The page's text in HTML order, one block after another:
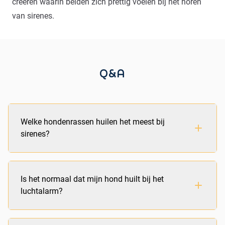
van sirenes.
Q&A
Welke hondenrassen huilen het meest bij
sirenes?
Hondenrassen die genetisch dichter bij de wolf
staan, zoals malamutes, huskies en beagles, huilen
extra gevoelig voor deze geluiden door hun goed
Is het normaal dat mijn hond huilt bij het
luchtalarm?